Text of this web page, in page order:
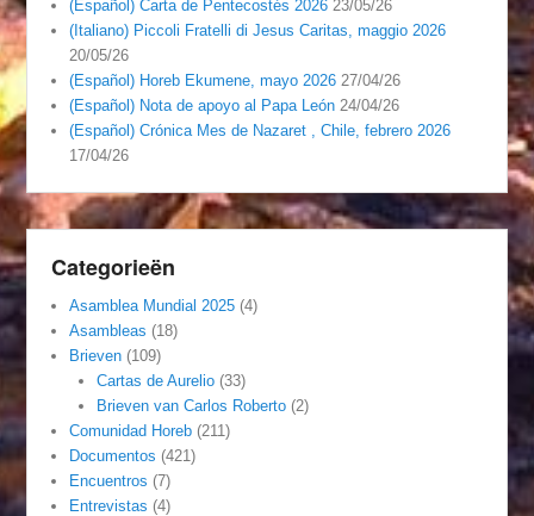
(Español) Carta de Pentecostés 2026 23/05/26
(Italiano) Piccoli Fratelli di Jesus Caritas, maggio 2026
20/05/26
(Español) Horeb Ekumene, mayo 2026 27/04/26
(Español) Nota de apoyo al Papa León 24/04/26
(Español) Crónica Mes de Nazaret , Chile, febrero 2026
17/04/26
Categorieën
Asamblea Mundial 2025 (4)
Asambleas (18)
Brieven (109)
Cartas de Aurelio(33)
Brieven van Carlos Roberto(2)
Comunidad Horeb (211)
Documentos (421)
Encuentros (7)
Entrevistas (4)